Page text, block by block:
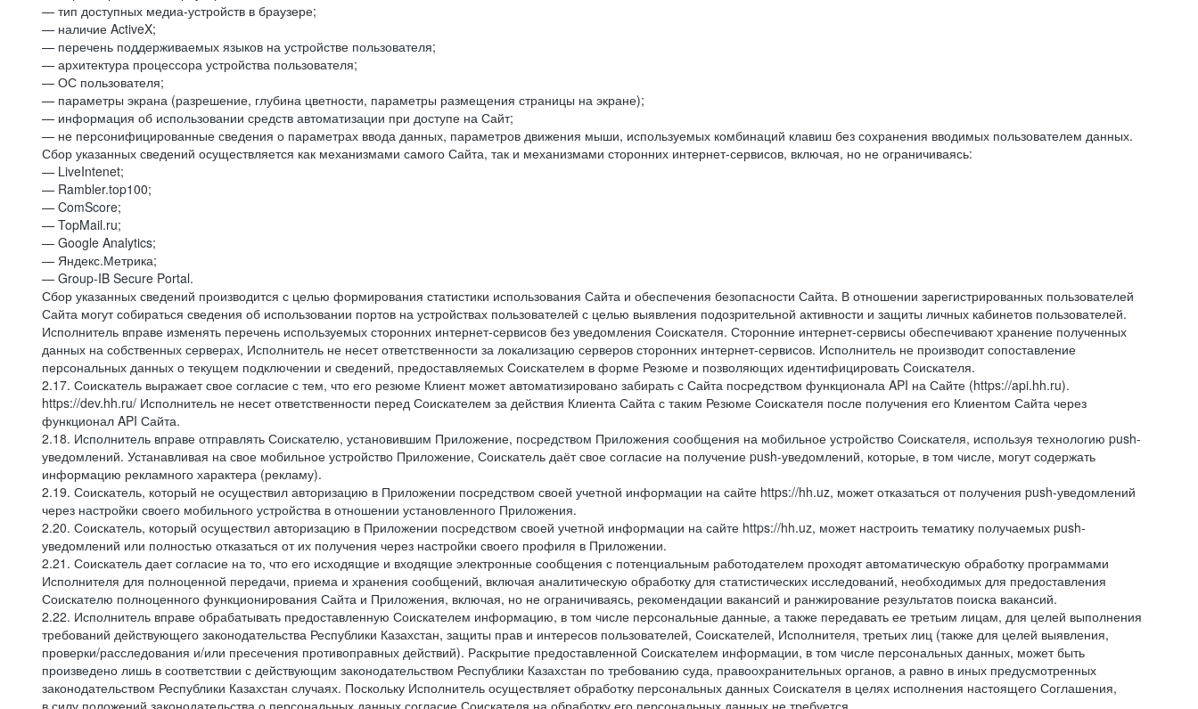
— тип доступных медиа-устройств в браузере;
— наличие ActiveX;
— перечень поддерживаемых языков на устройстве пользователя;
— архитектура процессора устройства пользователя;
— ОС пользователя;
— параметры экрана (разрешение, глубина цветности, параметры размещения страницы на экране);
— информация об использовании средств автоматизации при доступе на Сайт;
— не персонифицированные сведения о параметрах ввода данных, параметров движения мыши, используемых комбинаций клавиш без сохранения вводимых пользователем данных.
Сбор указанных сведений осуществляется как механизмами самого Сайта, так и механизмами сторонних интернет-сервисов, включая, но не ограничиваясь:
— LiveIntenet;
— Rambler.top100;
— ComScore;
— TopMail.ru;
— Google Analytics;
— Яндекс.Метрика;
— Group-IB Secure Portal.
Сбор указанных сведений производится с целью формирования статистики использования Сайта и обеспечения безопасности Сайта. В отношении зарегистрированных пользователей
Сайта могут собираться сведения об использовании портов на устройствах пользователей с целью выявления подозрительной активности и защиты личных кабинетов пользователей.
Исполнитель вправе изменять перечень используемых сторонних интернет-сервисов без уведомления Соискателя. Сторонние интернет-сервисы обеспечивают хранение полученных
данных на собственных серверах, Исполнитель не несет ответственности за локализацию серверов сторонних интернет-сервисов. Исполнитель не производит сопоставление
персональных данных о текущем подключении и сведений, предоставляемых Соискателем в форме Резюме и позволяющих идентифицировать Соискателя.
2.17. Соискатель выражает свое согласие с тем, что его резюме Клиент может автоматизировано забирать с Сайта посредством функционала API на Сайте (https://api.hh.ru).
https://dev.hh.ru/ Исполнитель не несет ответственности перед Соискателем за действия Клиента Сайта с таким Резюме Соискателя после получения его Клиентом Сайта через
функционал API Сайта.
2.18. Исполнитель вправе отправлять Соискателю, установившим Приложение, посредством Приложения сообщения на мобильное устройство Соискателя, используя технологию push-
уведомлений. Устанавливая на свое мобильное устройство Приложение, Соискатель даёт свое согласие на получение push-уведомлений, которые, в том числе, могут содержать
информацию рекламного характера (рекламу).
2.19. Соискатель, который не осуществил авторизацию в Приложении посредством своей учетной информации на сайте https://hh.uz, может отказаться от получения push-уведомлений
через настройки своего мобильного устройства в отношении установленного Приложения.
2.20. Соискатель, который осуществил авторизацию в Приложении посредством своей учетной информации на сайте https://hh.uz, может настроить тематику получаемых push-
уведомлений или полностью отказаться от их получения через настройки своего профиля в Приложении.
2.21. Соискатель дает согласие на то, что его исходящие и входящие электронные сообщения с потенциальным работодателем проходят автоматическую обработку программами
Исполнителя для полноценной передачи, приема и хранения сообщений, включая аналитическую обработку для статистических исследований, необходимых для предоставления
Соискателю полноценного функционирования Сайта и Приложения, включая, но не ограничиваясь, рекомендации вакансий и ранжирование результатов поиска вакансий.
2.22. Исполнитель вправе обрабатывать предоставленную Соискателем информацию, в том числе персональные данные, а также передавать ее третьим лицам, для целей выполнения
требований действующего законодательства Республики Казахстан, защиты прав и интересов пользователей, Соискателей, Исполнителя, третьих лиц (также для целей выявления,
проверки/расследования и/или пресечения противоправных действий). Раскрытие предоставленной Соискателем информации, в том числе персональных данных, может быть
произведено лишь в соответствии с действующим законодательством Республики Казахстан по требованию суда, правоохранительных органов, а равно в иных предусмотренных
законодательством Республики Казахстан случаях. Поскольку Исполнитель осуществляет обработку персональных данных Соискателя в целях исполнения настоящего Соглашения,
в силу положений законодательства о персональных данных согласие Соискателя на обработку его персональных данных не требуется.